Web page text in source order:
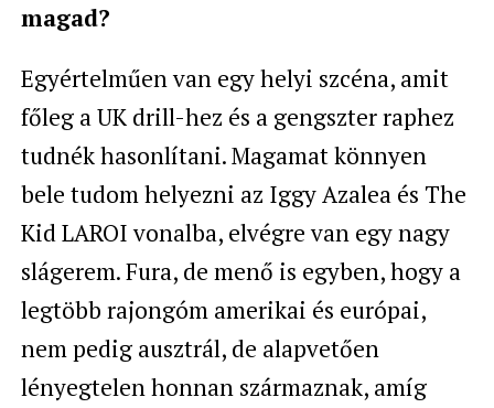
magad?
Egyértelműen van egy helyi szcéna, amit
főleg a UK drill-hez és a gengszter raphez
tudnék hasonlítani. Magamat könnyen
bele tudom helyezni az Iggy Azalea és The
Kid LAROI vonalba, elvégre van egy nagy
slágerem. Fura, de menő is egyben, hogy a
legtöbb rajongóm amerikai és európai,
nem pedig ausztrál, de alapvetően
lényegtelen honnan származnak, amíg